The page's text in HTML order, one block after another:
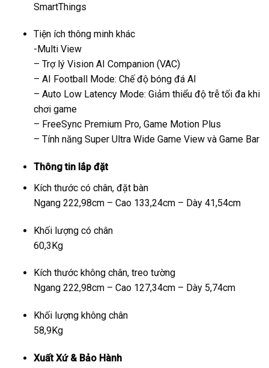
SmartThings
Tiện ích thông minh khác
-Multi View
– Trợ lý Vision AI Companion (VAC)
– AI Football Mode: Chế độ bóng đá AI
– Auto Low Latency Mode: Giảm thiểu độ trễ tối đa khi
chơi game
– FreeSync Premium Pro, Game Motion Plus
– Tính năng Super Ultra Wide Game View và Game Bar
Thông tin lắp đặt
Kích thước có chân, đặt bàn
Ngang 222,98cm – Cao 133,24cm – Dày 41,54cm
Khối lượng có chân
60,3Kg
Kích thước không chân, treo tường
Ngang 222,98cm – Cao 127,34cm – Dày 5,74cm
Khối lượng không chân
58,9Kg
Xuất Xứ & Bảo Hành